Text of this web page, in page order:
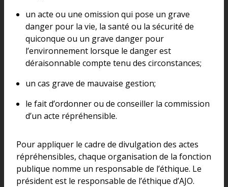
un acte ou une omission qui pose un grave
danger pour la vie, la santé ou la sécurité de
quiconque ou un grave danger pour
l’environnement lorsque le danger est
déraisonnable compte tenu des circonstances;
un cas grave de mauvaise gestion;
le fait d’ordonner ou de conseiller la commission
d’un acte répréhensible.
Pour appliquer le cadre de divulgation des actes
répréhensibles, chaque organisation de la fonction
publique nomme un responsable de l’éthique. Le
président est le responsable de l’éthique d’AJO.